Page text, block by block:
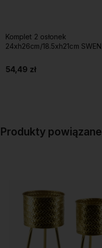
Komplet 2 osłonek
24xh26cm/18.5xh21cm SWEN
54,49 zł
Produkty powiązane